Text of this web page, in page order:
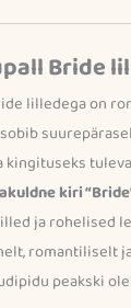
Bride
lilledega on
kingituseks
kiri
ja rohelised
romantiliselt
peakski